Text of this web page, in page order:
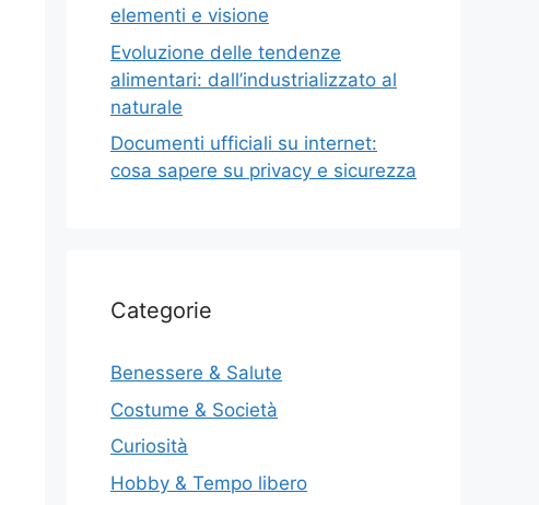
elementi e visione
Evoluzione delle tendenze
alimentari: dall’industrializzato al
naturale
Documenti ufficiali su internet:
cosa sapere su privacy e sicurezza
Categorie
Benessere & Salute
Costume & Società
Curiosità
Hobby & Tempo libero